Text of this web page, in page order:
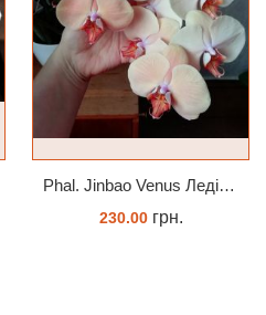
Phal. Jinbao Venus Леді Мармелад 1.7 (торфстакан)
230.00грн.